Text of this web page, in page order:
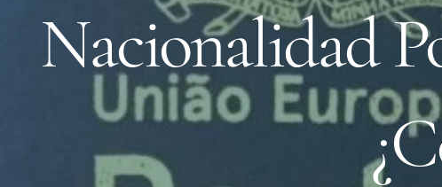
Nacionalidad